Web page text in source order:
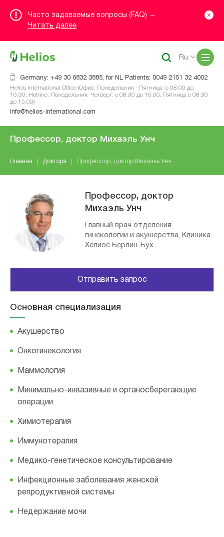
Часто задаваемые вопросы (FAQ) →
Читать далее
Germany: +49 30 6832 3885, for NL Patients: 0049 2151 32 4002
Helios International Office (Офис: Понедельник - Пятница: с 08.00 до
16.30; Hotline: Понедельник -Четверг: с 08.30 до 16.00, Пятница с 08.30
до 15.00)
info@helios-international.com
Ru
Профессор, доктор Михаэль Унч
Главная Доктора Профессор, доктор Михаэль Унч
Профессор, доктор
Михаэль Унч
Главный врач отделения
гинекологии и акушерства, Клиника
Хелиос Берлин-Бух
Отправить запрос
Основная специализация
Акушерство
Онкогинекология
Маммология
Минимально-инвазивные и органосберегающие
операции
Химиотерапия
Иммунотерапия
Медико-генетическое консультирование
Инфекционные заболевания женской
репродуктивной системы
Недержание мочи